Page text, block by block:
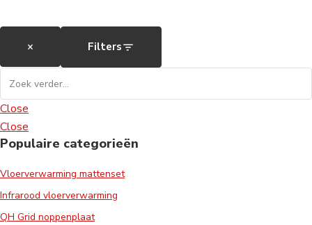
× Filters
Close
Close
Populaire categorieën
Vloerverwarming mattenset
Infrarood vloerverwarming
QH Grid noppenplaat